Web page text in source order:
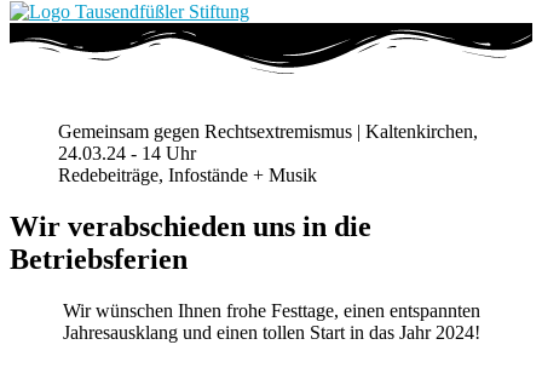
Gemeinsam gegen Rechtsextremismus | Kaltenkirchen,
24.03.24 - 14 Uhr
Redebeiträge, Infostände + Musik
Wir verabschieden uns in die
Betriebsferien
Wir wünschen Ihnen frohe Festtage, einen entspannten
Jahresausklang und einen tollen Start in das Jahr 2024!